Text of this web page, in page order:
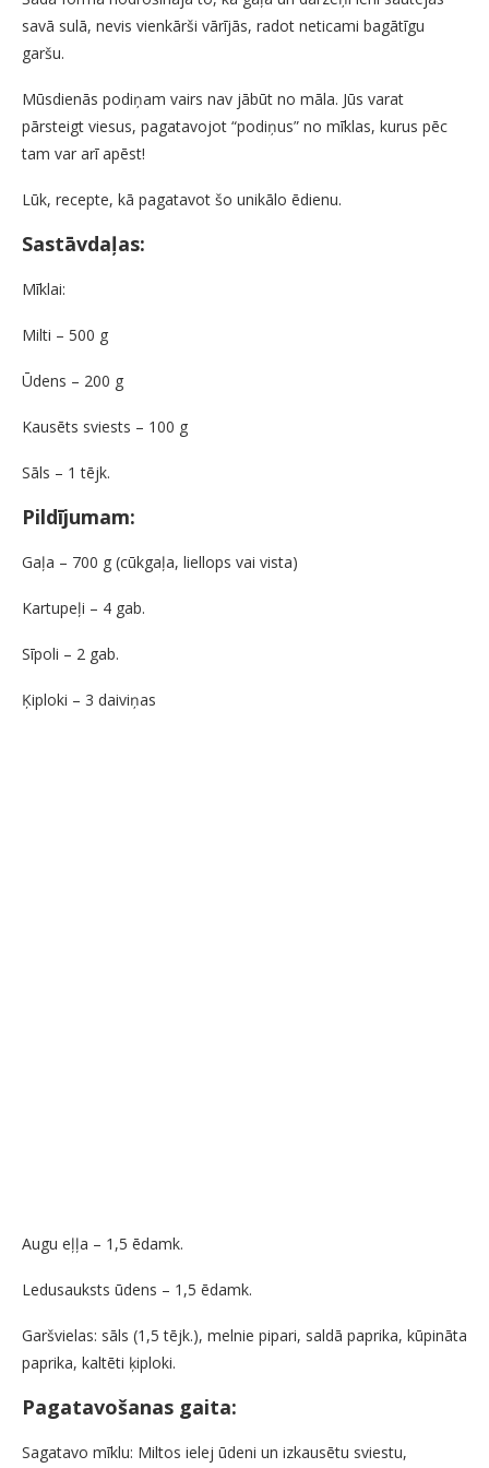
savā sulā, nevis vienkārši vārījās, radot neticami bagātīgu
garšu.
Mūsdienās podiņam vairs nav jābūt no māla. Jūs varat
pārsteigt viesus, pagatavojot “podiņus” no mīklas, kurus pēc
tam var arī apēst!
Lūk, recepte, kā pagatavot šo unikālo ēdienu.
Sastāvdaļas:
Mīklai:
Milti – 500 g
Ūdens – 200 g
Kausēts sviests – 100 g
Sāls – 1 tējk.
Pildījumam:
Gaļa – 700 g (cūkgaļa, liellops vai vista)
Kartupeļi – 4 gab.
Sīpoli – 2 gab.
Ķiploki – 3 daiviņas
Augu eļļa – 1,5 ēdamk.
Ledusauksts ūdens – 1,5 ēdamk.
Garšvielas: sāls (1,5 tējk.), melnie pipari, saldā paprika, kūpināta
paprika, kaltēti ķiploki.
Pagatavošanas gaita:
Sagatavo mīklu: Miltos ielej ūdeni un izkausētu sviestu,